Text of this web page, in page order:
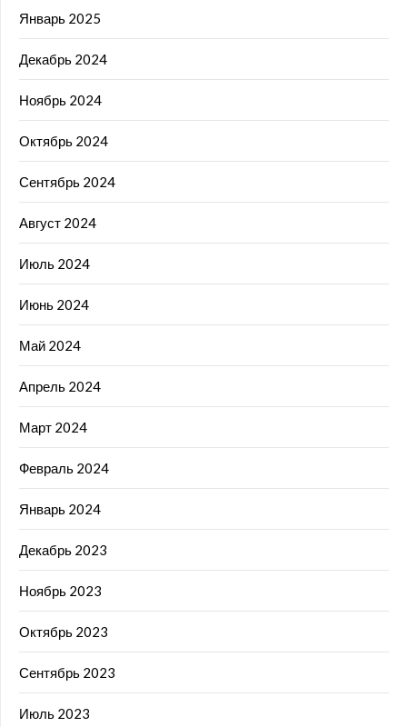
Январь 2025
Декабрь 2024
Ноябрь 2024
Октябрь 2024
Сентябрь 2024
Август 2024
Июль 2024
Июнь 2024
Май 2024
Апрель 2024
Март 2024
Февраль 2024
Январь 2024
Декабрь 2023
Ноябрь 2023
Октябрь 2023
Сентябрь 2023
Июль 2023